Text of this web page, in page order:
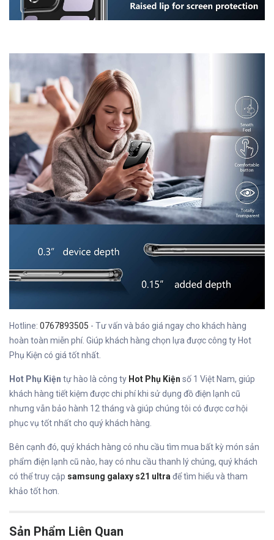
Hotline: 0767893505 - Tư vấn và báo giá ngay cho khách hàng
hoàn toàn miễn phí. Giúp khách hàng chọn lựa được công ty Hot
Phụ Kiện có giá tốt nhất.
Hot Phụ Kiện tự hào là công ty Hot Phụ Kiện số 1 Việt Nam, giúp
khách hàng tiết kiệm được chi phí khi sử dụng đồ điện lạnh cũ
nhưng vẫn bảo hành 12 tháng và giúp chúng tôi có được cơ hội
phục vụ tốt nhất cho quý khách hàng.
Bên cạnh đó, quý khách hàng có nhu cầu tìm mua bất kỳ món sản
phẩm điện lạnh cũ nào, hay có nhu cầu thanh lý chúng, quý khách
có thể truy cập samsung galaxy s21 ultrađể tìm hiểu và tham
khảo tốt hơn.
Sản Phẩm Liên Quan